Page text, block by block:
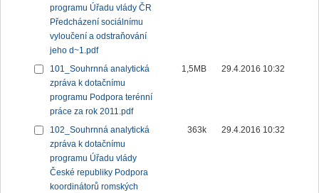
programu Úřadu vlády ČR
Předcházení sociálnímu
vyloučení a odstraňování
jeho d~1.pdf
101_Souhrnná analytická
zpráva k dotačnímu
programu Podpora terénní
práce za rok 2011.pdf
1,5MB 29.4.2016 10:32
102_Souhrnná analytická
zpráva k dotačnímu
programu Úřadu vlády
České republiky Podpora
koordinátorů romských
363k 29.4.2016 10:32